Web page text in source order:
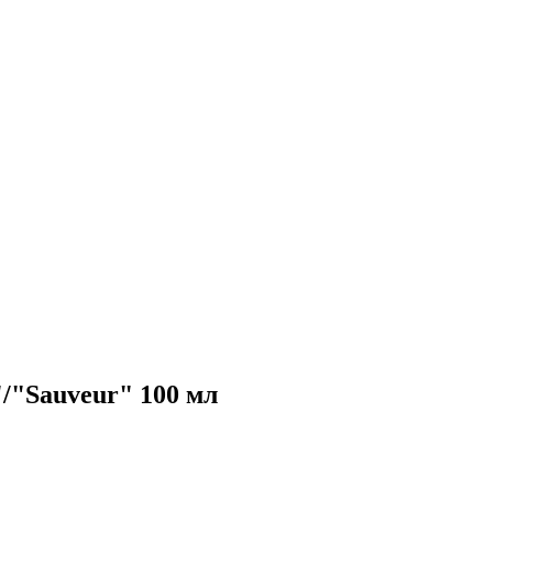
"Sauveur" 100 мл